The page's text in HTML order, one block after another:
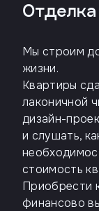
Мы строим
жизни.
Квартиры
лаконичной
дизайн-
и слушать,
стоимость
Приобрести
финансово